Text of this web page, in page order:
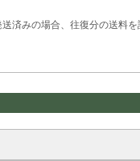
済みの場合、往復分の送料